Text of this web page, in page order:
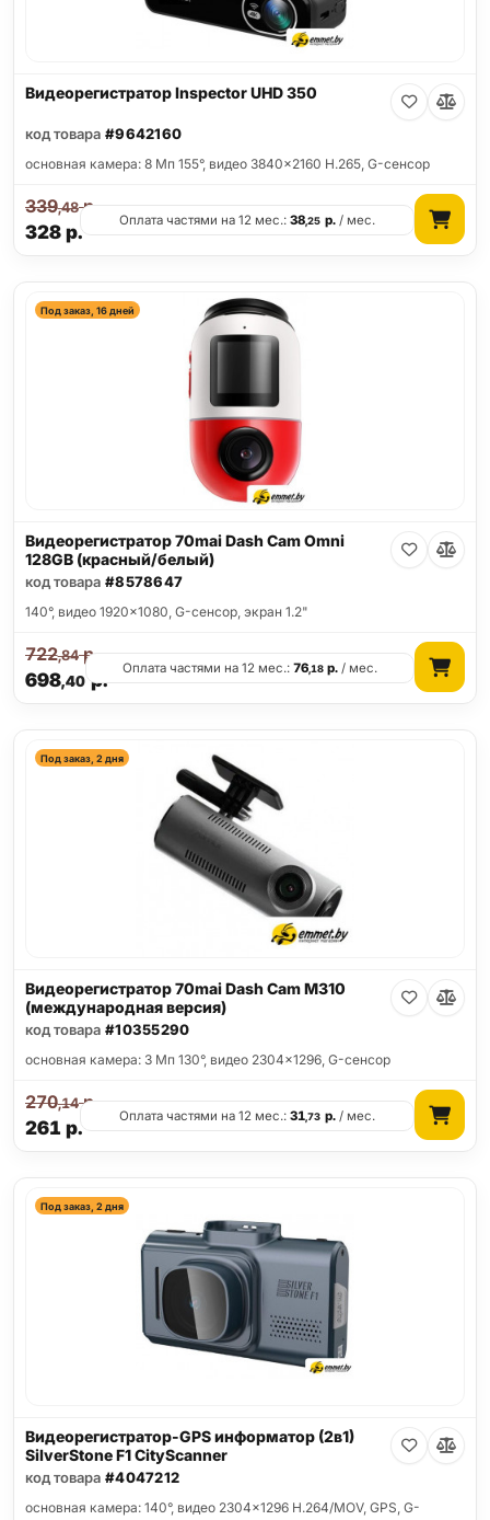
Видеорегистратор Inspector UHD 350
код товара #9642160
основная камера: 8 Мп 155°, видео 3840x2160 H.265, G-сенсор
328р.
339,48р.
Оплата частями на 12 мес.:38,25 р./ мес.
Под заказ, 16 дней
Видеорегистратор 70mai Dash Cam Omni
128GB (красный/белый)
код товара #8578647
140°, видео 1920x1080, G-сенсор, экран 1.2"
698,40р.
722,84р.
Оплата частями на 12 мес.:76,18 р. / мес.
Под заказ, 2 дня
Видеорегистратор 70mai Dash Cam M310
(международная версия)
код товара #10355290
основная камера: 3 Мп 130°, видео 2304x1296, G-сенсор
261 р.
270,14р.
Оплата частями на 12 мес.:31,73 р./ мес.
Под заказ, 2 дня
Видеорегистратор-GPS информатор (2в1)
SilverStone F1 CityScanner
код товара #4047212
основная камера: 140°, видео 2304x1296 H.264/MOV, GPS, G-